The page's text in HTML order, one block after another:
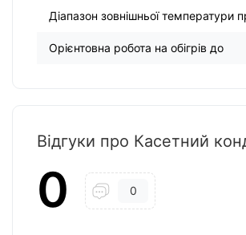
Діапазон зовнішньої температури
Орієнтовна робота на обігрів до
Відгуки про Касетний
0 0